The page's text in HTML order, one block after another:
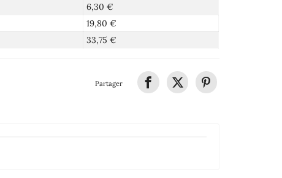
6,30 €
19,80 €
33,75 €
Partager